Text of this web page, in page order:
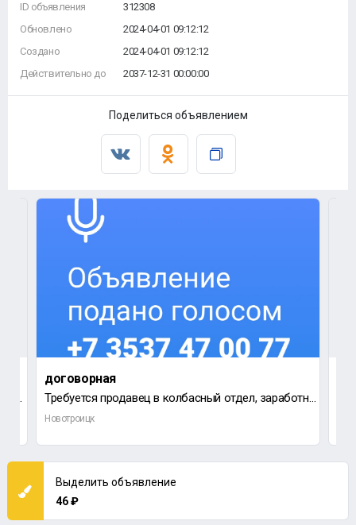
ID объявления
Обновлено
Создано
Действительно до
312308
2024-04-01 09:12:12
2024-04-01 09:12:12
2037-12-31 00:00:00
Поделиться объявлением
ООО "Ремонтно-механический завод" приглашает на работу инженера - гидравлика.
договорная
Требуется продавец в колбасный отдел, заработная плата от 60 до 90 т.р.
Новотроицк
Выделить объявление
46 ₽